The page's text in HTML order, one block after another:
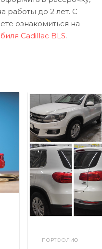
работы до 2 лет. С
ознакомиться на
Cadillac BLS.
ПОРТФОЛИО